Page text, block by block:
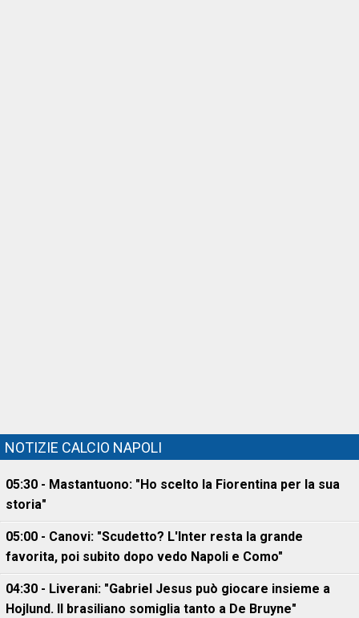
NOTIZIE CALCIO NAPOLI
05:30 - Mastantuono: "Ho scelto la Fiorentina per la sua
storia"
05:00 - Canovi: "Scudetto? L'Inter resta la grande
favorita, poi subito dopo vedo Napoli e Como"
04:30 - Liverani: "Gabriel Jesus può giocare insieme a
Hojlund. Il brasiliano somiglia tanto a De Bruyne"